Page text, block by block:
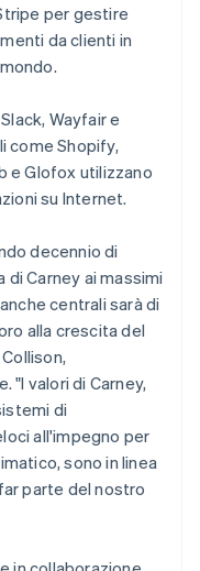
per gestire
da clienti in
Wayfair e
come Shopify,
e Glofox utilizzano
su Internet.
decennio di
Carney ai massimi
centrali sarà di
alla crescita del
"I valori di Carney,
di
all'impegno per
sono in linea
parte del nostro